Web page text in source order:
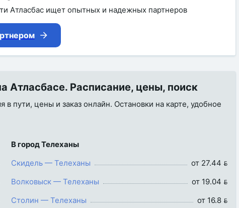
Атласбас ищет опытных и надежных партнеров
Атласбасе. Расписание, цены, поиск
пути, цены и заказ онлайн. Остановки на карте, удобное
В город Телеханы
Скидель — Телеханы
от 27.44 
Волковыск — Телеханы
от 19.04 
Столин — Телеханы
от 16.8 